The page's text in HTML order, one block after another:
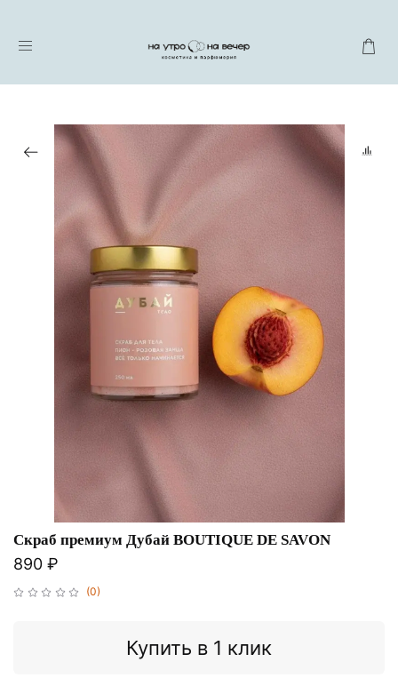
(0)
Скраб премиум Дубай BOUTIQUE DE SAVON
890 ₽
Купить в 1 клик